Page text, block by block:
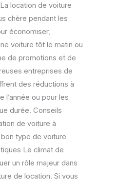
location de voiture
chère pendant les
économiser,
voiture tôt le matin ou
de promotions et de
entreprises de
des réductions à
l’année ou pour les
durée. Conseils
de voiture à
type de voiture
Le climat de
un rôle majeur dans
de location. Si vous